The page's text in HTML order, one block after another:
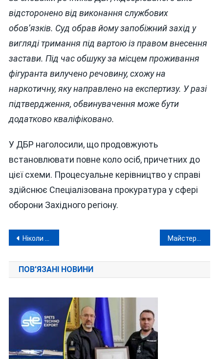
відсторонено від виконання службових
обов’язків. Суд обрав йому запобіжний захід у
вигляді тримання під вартою із правом внесення
застави. Під час обшуку за місцем проживання
фігуранта вилучено речовину, схожу на
наркотичну, яку направлено на експертизу. У разі
підтвердження, обвинувачення може бути
додатково кваліфіковано.
У ДБР наголосили, що продовжують
встановлювати повне коло осіб, причетних до
цієї схеми. Процесуальне керівництво у справі
здійснює Спеціалізована прокуратура у сфері
оборони Західного регіону.
Навігація
записів
Ніколи такого не було — і ось знову: запорізький «слуга народу» насправді служив ФСБ Майстер-клас вінницького судді Томчука: як недоброчесному стати доброчесним
ПОВ'ЯЗАНІ НОВИНИ